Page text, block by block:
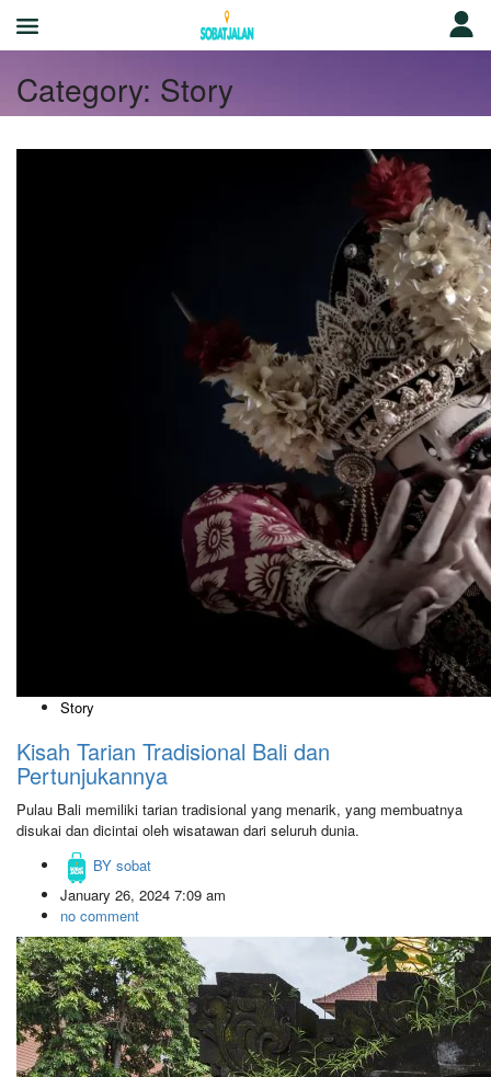
Category: Story
Story
Kisah Tarian Tradisional Bali dan
Pertunjukannya
Pulau Bali memiliki tarian tradisional yang menarik, yang membuatnya
disukai dan dicintai oleh wisatawan dari seluruh dunia.
BY sobat
January 26, 2024 7:09 am
no comment